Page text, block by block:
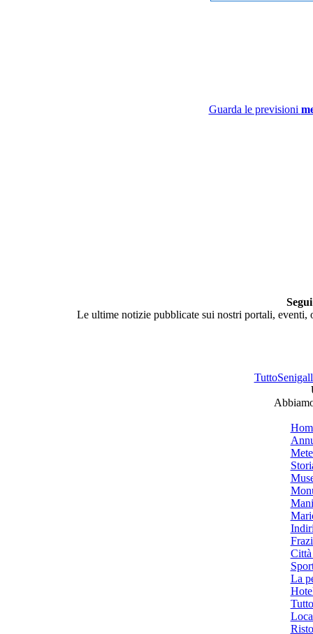
Guarda le previsioni
Le ultime notizie pubblicate sui nostri portali,
Città
La